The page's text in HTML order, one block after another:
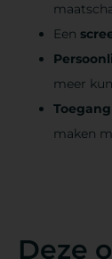
Een
meer
maken
Deze